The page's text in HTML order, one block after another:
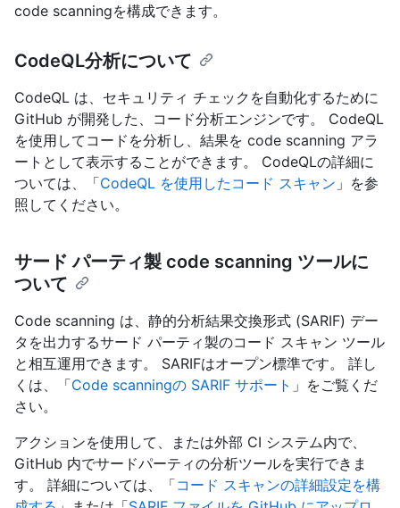
code scanningを構成できます。
CodeQL分析について
CodeQL は、セキュリティ チェックを自動化するために
GitHub が開発した、コード分析エンジンです。 CodeQL
を使用してコードを分析し、結果を code scanning アラ
ートとして表示することができます。 CodeQLの詳細に
ついては、「CodeQL を使用したコード スキャン 」を参
照してください。
サード パーティ製 code scanning ツールに
ついて
Code scanning は、静的分析結果交換形式 (SARIF) デー
タを出力するサード パーティ製のコード スキャン ツール
と相互運用できます。 SARIFはオープン標準です。 詳し
くは、「Code scanningの SARIF サポート 」をご覧くだ
さい。
アクションを使用して、または外部 CI システム内で、
GitHub 内でサードパーティの分析ツールを実行できま
す。 詳細については、「コード スキャンの詳細設定を構